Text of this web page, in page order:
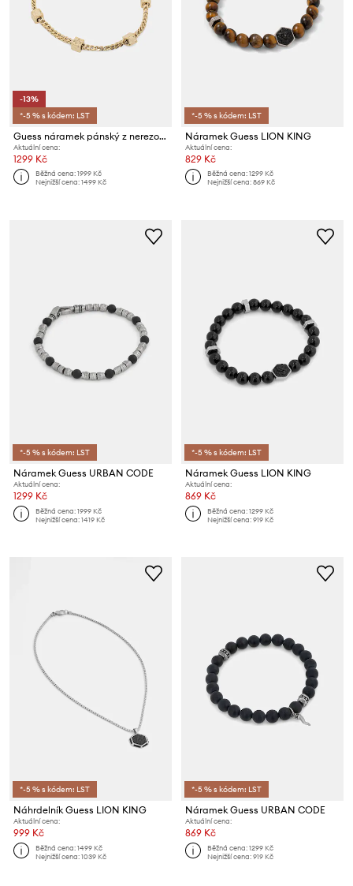
-13%
*-5 % s kódem: LST
Guess náramek pánský z nerezové oceli 4G FRONTIERS
Aktuální cena:
1299 Kč
Běžná cena:1999 Kč
Nejnižší cena:1499 Kč
*-5 % s kódem: LST
Náramek Guess LION KING
Aktuální cena:
829 Kč
Běžná cena:1299 Kč
Nejnižší cena:869 Kč
*-5 % s kódem: LST
Náramek Guess URBAN CODE
Aktuální cena:
1299 Kč
Běžná cena:1999 Kč
Nejnižší cena:1419 Kč
*-5 % s kódem: LST
Náramek Guess LION KING
Aktuální cena:
869 Kč
Běžná cena:1299 Kč
Nejnižší cena:919 Kč
*-5 % s kódem: LST
Náhrdelník Guess LION KING
Aktuální cena:
999 Kč
Běžná cena:1499 Kč
Nejnižší cena:1039 Kč
*-5 % s kódem: LST
Náramek Guess URBAN CODE
Aktuální cena:
869 Kč
Běžná cena:1299 Kč
Nejnižší cena:919 Kč